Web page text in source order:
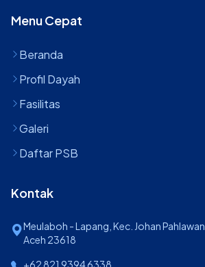
Menu Cepat
Beranda
Profil Dayah
Fasilitas
Galeri
Daftar PSB
Kontak
Meulaboh - Lapang, Kec. Johan
Aceh 23618
+62 821 9394 6338